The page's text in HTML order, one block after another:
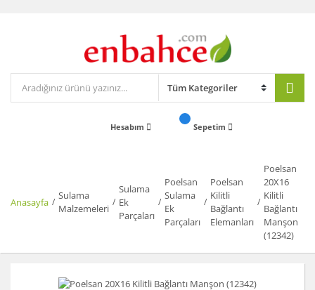
Hesabım Sepetim
Anasayfa
Sulama
Malzemeleri
Sulama
Ek
Parçaları
Poelsan
Sulama
Ek
Parçaları
Poelsan
Kilitli
Bağlantı
Elemanları
Poelsan
20X16
Kilitli
Bağlantı
Manşon
(12342)